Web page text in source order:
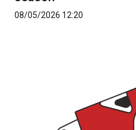
08/05/2026 12:20